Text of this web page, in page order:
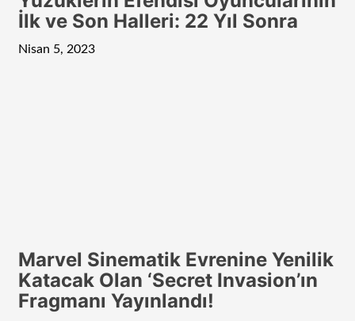
İlk ve Son Halleri: 22 Yıl Sonra
Nisan 5, 2023
Marvel Sinematik Evrenine Yenilik
Katacak Olan ‘Secret Invasion’ın
Fragmanı Yayınlandı!